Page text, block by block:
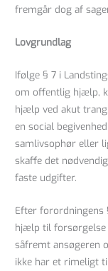
fremgår dog af
Lovgrundlag
Ifølge § 7 i
om offentlig hjælp,
hjælp ved akut
en social
samlivsophør eller
skaffe det
faste udgifter.
Efter forordningens
hjælp til forsørgelse
såfremt ansøgeren
ikke har et rimeligt